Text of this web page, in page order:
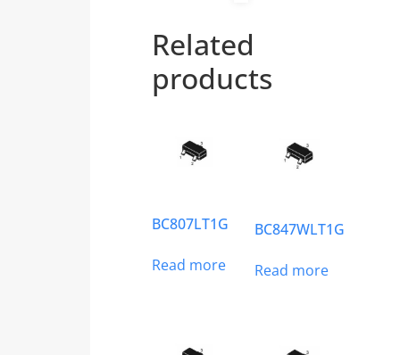
Related
products
BC807LT1G
Read more
BC847WLT1G
Read more